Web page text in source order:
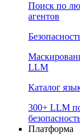
Поиск по
агентов
LLM
Каталог
300+ LLM
Платформа